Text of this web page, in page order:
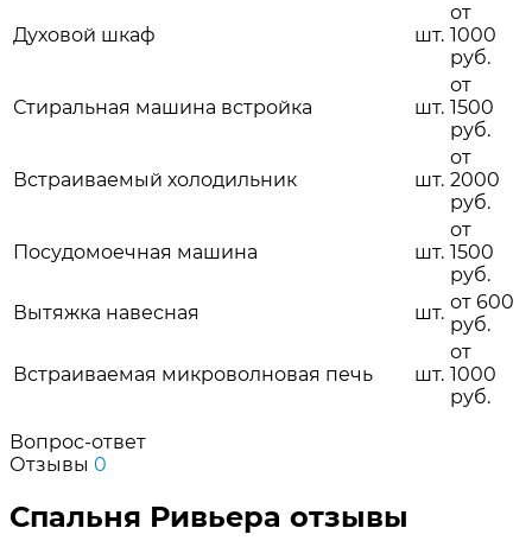
Духовой шкаф шт.
от
1000
руб.
Стиральная машина встройка шт.
от
1500
руб.
Встраиваемый холодильник шт.
от
2000
руб.
Посудомоечная машина шт.
от
1500
руб.
Вытяжка навесная
шт. от 600
руб.
Встраиваемая микроволновая печь шт.
от
1000
руб.
Вопрос-ответ
Отзывы 0
Спальня Ривьера отзывы